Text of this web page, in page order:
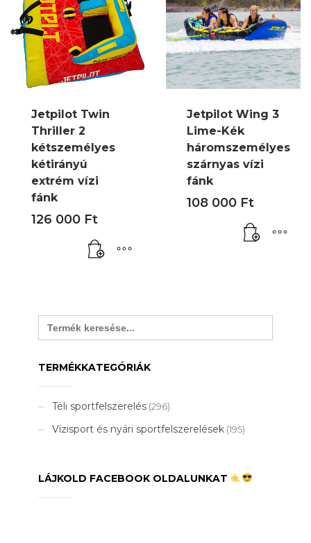
Jetpilot Twin
Thriller 2
kétszemélyes
kétirányú
extrém vízi
fánk
126 000 Ft
Jetpilot Wing 3
Lime-Kék
háromszemélyes
szárnyas vízi
fánk
108 000 Ft
Search
for:
TERMÉKKATEGÓRIÁK
Téli sportfelszerelés (296)
Vízisport és nyári sportfelszerelések (195)
LÁJKOLD FACEBOOK OLDALUNKAT